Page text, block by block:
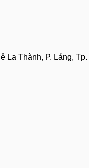
La Thành, P. Láng, Tp.